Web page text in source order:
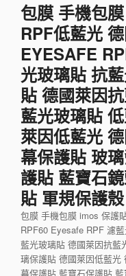
包膜 手機包
RPF低藍光
EYESAFE
光玻璃貼 抗
貼 德國萊因
藍光玻璃貼
萊因低藍光
幕保護貼 玻
護貼 藍寶石
貼 軍規保護
包膜 手機包膜 imos 保護
RPF60 Eyesafe RPF 濾
藍光玻璃貼 德國萊因抗藍
璃保護貼 德國萊因低藍光
幕保護貼 藍寶石保護貼